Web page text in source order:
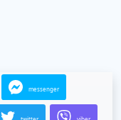
messenger